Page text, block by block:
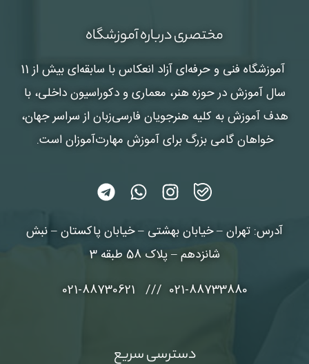
مختصری درباره آموزشگاه
آموزشگاه فنی و حرفه‌ای آزاد انعکاس
با سابقه‌ای بیش از 11
سال آموزش در حوزه هنر، معماری و دکوراسیون داخلی، با
هدف آموزش به کلیه هنرجویان فارسی‌زبان از سراسر جهان،
خواهان گامی بزرگ برای آموزش مهارت‌آموزان است.
آدرس: تهران – خیابان بهشتی – خیابان پاکستان – نبش
شانزدهم – پلاک 58 طبقه 3
021-88733880 /// 021-88730621
دسترسی سریع